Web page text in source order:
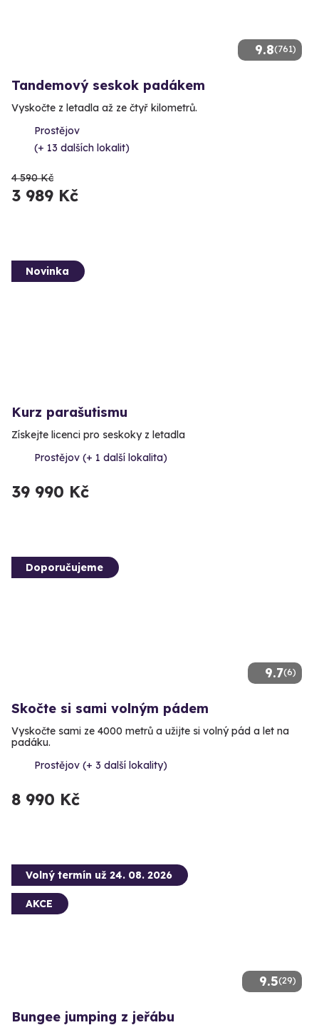
9.8(761)
Tandemový seskok padákem
Vyskočte z letadla až ze čtyř kilometrů.
Prostějov
(+ 13 dalších lokalit)
4 590 Kč
3 989 Kč
Novinka
Kurz parašutismu
Získejte licenci pro seskoky z letadla
Prostějov (+ 1 další lokalita)
39 990 Kč
9.7(6)
Doporučujeme
Skočte si sami volným pádem
Vyskočte sami ze 4000 metrů a užijte si volný pád a let na
padáku.
Prostějov (+ 3 další lokality)
8 990 Kč
9.5(29)
Volný termín už 24. 08. 2026
AKCE
Bungee jumping z jeřábu